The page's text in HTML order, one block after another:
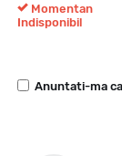
Momentan
Indisponibil
Anuntati-ma